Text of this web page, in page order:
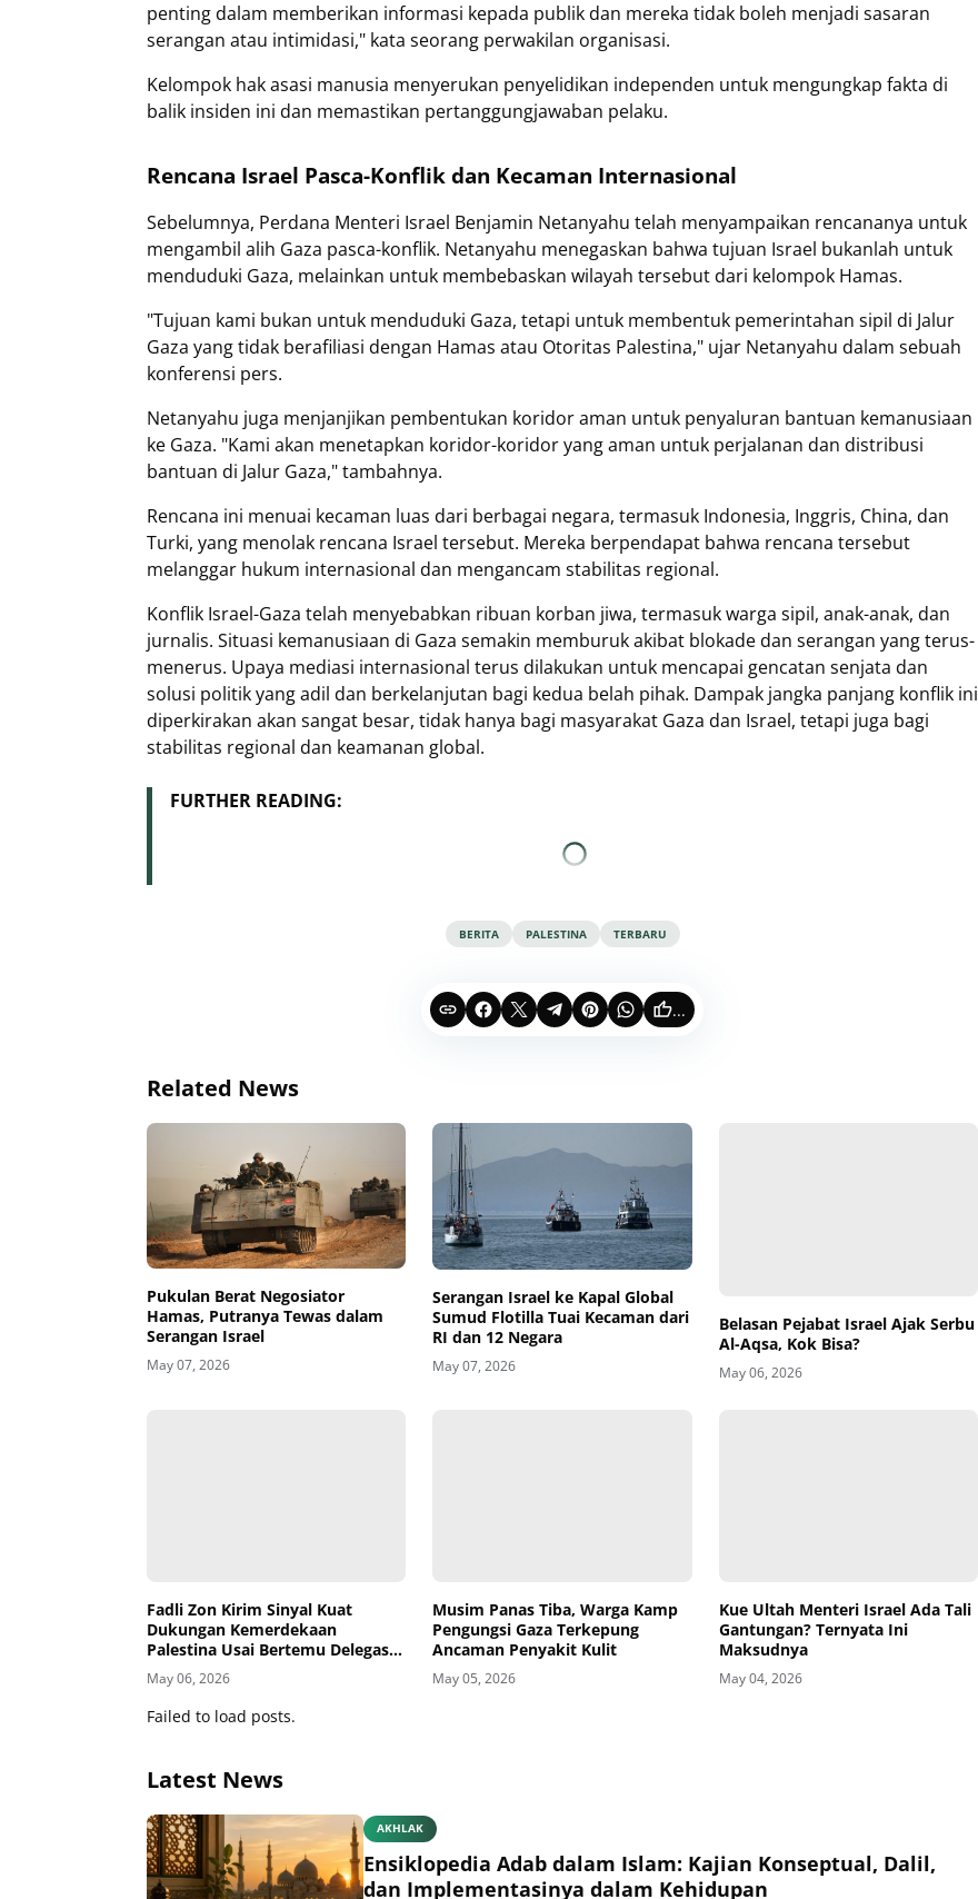
penting dalam memberikan informasi kepada publik dan mereka tidak boleh menjadi sasaran
serangan atau intimidasi," kata seorang perwakilan organisasi.
Kelompok hak asasi manusia menyerukan penyelidikan independen untuk mengungkap fakta di
balik insiden ini dan memastikan pertanggungjawaban pelaku.
Rencana Israel Pasca-Konflik dan Kecaman Internasional
Sebelumnya, Perdana Menteri Israel Benjamin Netanyahu telah menyampaikan rencananya untuk
mengambil alih Gaza pasca-konflik. Netanyahu menegaskan bahwa tujuan Israel bukanlah untuk
menduduki Gaza, melainkan untuk membebaskan wilayah tersebut dari kelompok Hamas.
"Tujuan kami bukan untuk menduduki Gaza, tetapi untuk membentuk pemerintahan sipil di Jalur
Gaza yang tidak berafiliasi dengan Hamas atau Otoritas Palestina," ujar Netanyahu dalam sebuah
konferensi pers.
Netanyahu juga menjanjikan pembentukan koridor aman untuk penyaluran bantuan kemanusiaan
ke Gaza. "Kami akan menetapkan koridor-koridor yang aman untuk perjalanan dan distribusi
bantuan di Jalur Gaza," tambahnya.
Rencana ini menuai kecaman luas dari berbagai negara, termasuk Indonesia, Inggris, China, dan
Turki, yang menolak rencana Israel tersebut. Mereka berpendapat bahwa rencana tersebut
melanggar hukum internasional dan mengancam stabilitas regional.
Konflik Israel-Gaza telah menyebabkan ribuan korban jiwa, termasuk warga sipil, anak-anak, dan
jurnalis. Situasi kemanusiaan di Gaza semakin memburuk akibat blokade dan serangan yang terus-
menerus. Upaya mediasi internasional terus dilakukan untuk mencapai gencatan senjata dan
solusi politik yang adil dan berkelanjutan bagi kedua belah pihak. Dampak jangka panjang konflik ini
diperkirakan akan sangat besar, tidak hanya bagi masyarakat Gaza dan Israel, tetapi juga bagi
stabilitas regional dan keamanan global.
FURTHER READING:
BERITA PALESTINA TERBARU
...
Related News
Pukulan Berat Negosiator
Hamas, Putranya Tewas dalam
Serangan Israel
May 07, 2026
Serangan Israel ke Kapal Global
Sumud Flotilla Tuai Kecaman dari
RI dan 12 Negara
May 07, 2026
Al-Aqsa, Kok Bisa?
May 06, 2026
Palestina Usai Bertemu Delegasi
di Kemenbud
May 06, 2026
Ancaman Penyakit Kulit
May 05, 2026
Maksudnya
May 04, 2026
Failed to load posts.
Ensiklopedia Adab dalam Islam: Kajian Konseptual, Dalil,
dan Implementasinya dalam Kehidupan
June 30, 2026